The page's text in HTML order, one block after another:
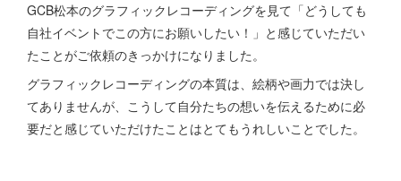
GCB松本のグラフィックレコーディングを見て「どうしても
自社イベントでこの方にお願いしたい！」と感じていただい
たことがご依頼のきっかけになりました。
グラフィックレコーディングの本質は、絵柄や画力では決し
てありませんが、こうして自分たちの想いを伝えるために必
要だと感じていただけたことはとてもうれしいことでした。